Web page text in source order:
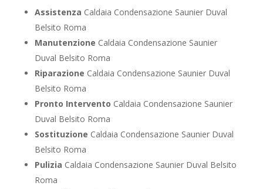
Assistenza Caldaia Condensazione Saunier Duval
Belsito Roma
Manutenzione Caldaia Condensazione Saunier
Duval Belsito Roma
Riparazione Caldaia Condensazione Saunier Duval
Belsito Roma
Pronto Intervento Caldaia Condensazione Saunier
Duval Belsito Roma
Sostituzione Caldaia Condensazione Saunier Duval
Belsito Roma
Pulizia Caldaia Condensazione Saunier Duval Belsito
Roma